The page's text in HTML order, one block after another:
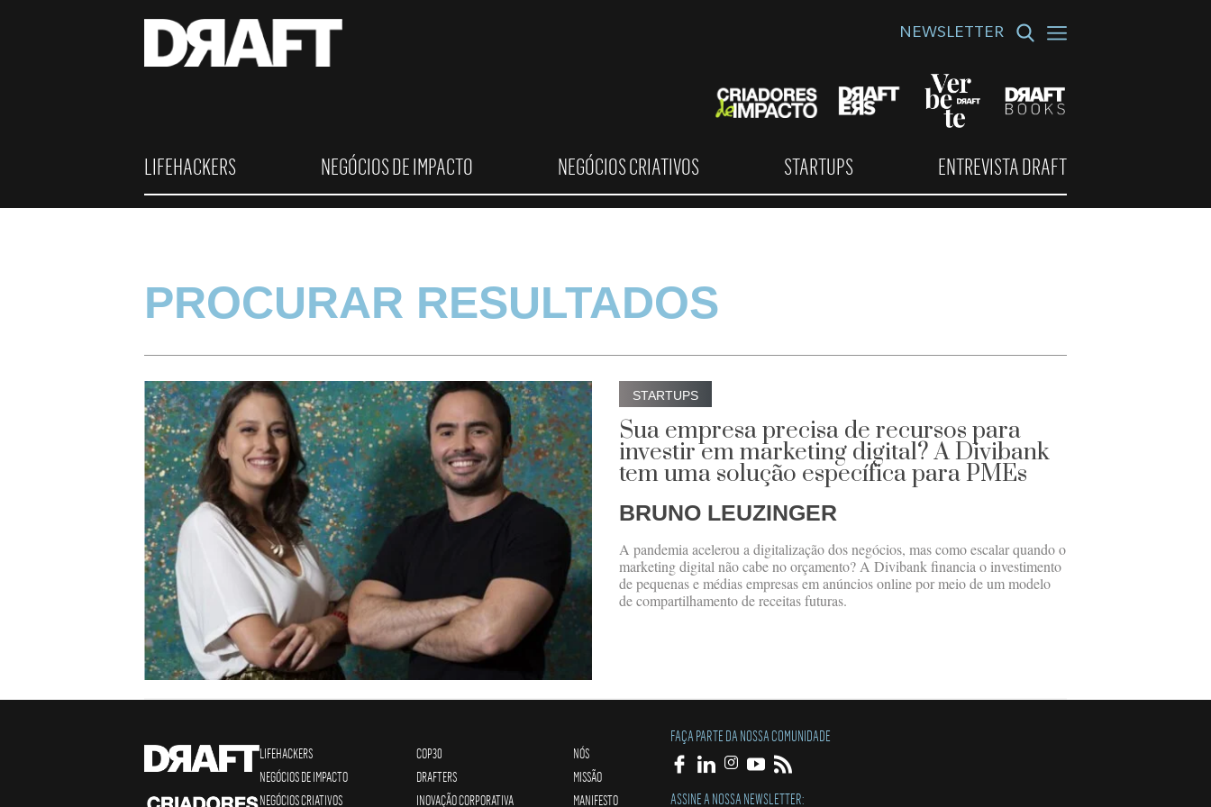
NEWSLETTER
LIFEHACKERS NEGÓCIOS DE IMPACTO NEGÓCIOS CRIATIVOS STARTUPS ENTREVISTA DRAFT
PROCURAR RESULTADOS
STARTUPS
Sua empresa precisa de recursos para
investir em marketing digital? A Divibank
tem uma solução específica para PMEs
BRUNO LEUZINGER
A pandemia acelerou a digitalização dos negócios, mas como escalar quando o
marketing digital não cabe no orçamento? A Divibank financia o investimento
de pequenas e médias empresas em anúncios online por meio de um modelo
de compartilhamento de receitas futuras.
LIFEHACKERS
NEGÓCIOS DE IMPACTO
NEGÓCIOS CRIATIVOS
COP30
DRAFTERS
INOVAÇÃO CORPORATIVA
NÓS
MISSÃO
MANIFESTO
FAÇA PARTE DA NOSSA COMUNIDADE
ASSINE A NOSSA NEWSLETTER: